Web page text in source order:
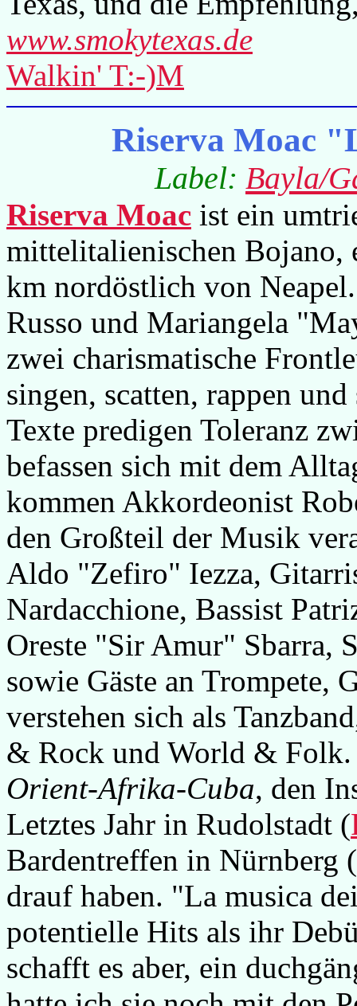
www.smokytexas.de
Walkin' T:-)M
Riserva Moac
Label: Bayla/
Riserva Moac ist ein
mittelitalienischen Bojano,
km nordöstlich von
Russo und Mariangela
zwei charismatische
singen, scatten, rappen
Texte predigen Toleranz
befassen sich mit dem
kommen Akkordeonist
den Großteil der Musik
Aldo "Zefiro" Iezza,
Nardacchione, Bassist
Oreste "Sir Amur" Sbarra,
sowie Gäste an Trompete,
verstehen sich als
& Rock und World &
Orient-Afrika-Cuba, den
Letztes Jahr in Rudolstadt (
Bardentreffen in Nürnberg (
drauf haben. "La musica
potentielle Hits als ihr
schafft es aber, ein